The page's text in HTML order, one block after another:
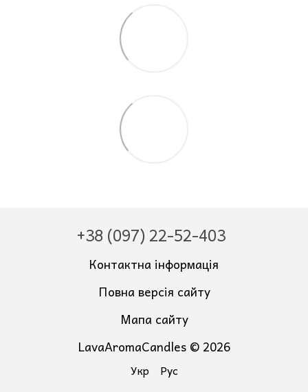
+38 (097) 22-52-403
Контактна інформація
Повна версія сайту
Мапа сайту
LavaAromaCandles © 2026
Укр Рус